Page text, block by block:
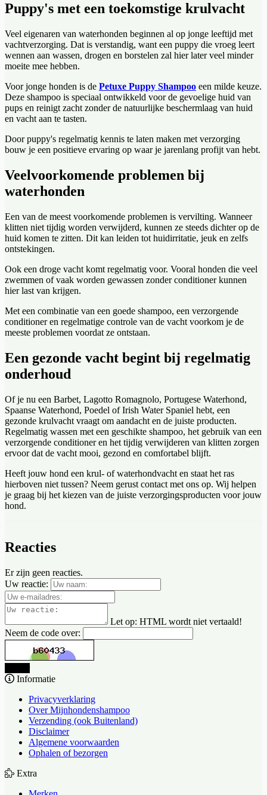
Puppy's met een toekomstige krulvacht
Veel eigenaren van waterhonden beginnen al op jonge leeftijd met
vachtverzorging. Dat is verstandig, want een puppy die vroeg leert
wennen aan wassen, drogen en borstelen zal hier later veel minder
moeite mee hebben.
Voor jonge honden is de Petuxe Puppy Shampoo een milde keuze.
Deze shampoo is speciaal ontwikkeld voor de gevoelige huid van
pups en reinigt zacht zonder de natuurlijke beschermlaag van huid
en vacht aan te tasten.
Door puppy's regelmatig kennis te laten maken met verzorging
bouw je een positieve ervaring op waar je jarenlang profijt van hebt.
Veelvoorkomende problemen bij
waterhonden
Een van de meest voorkomende problemen is vervilting. Wanneer
klitten niet tijdig worden verwijderd, kunnen ze steeds dichter op de
huid komen te zitten. Dit kan leiden tot huidirritatie, jeuk en zelfs
ontstekingen.
Ook een droge vacht komt regelmatig voor. Vooral honden die veel
zwemmen of vaak worden gewassen zonder conditioner kunnen
hier last van krijgen.
Met een combinatie van een goede shampoo, een verzorgende
conditioner en regelmatige controle van de vacht voorkom je de
meeste problemen voordat ze ontstaan.
Een gezonde vacht begint bij regelmatig
onderhoud
Of je nu een Barbet, Lagotto Romagnolo, Portugese Waterhond,
Spaanse Waterhond, Poedel of Irish Water Spaniel hebt, een
gezonde krulvacht vraagt om aandacht en de juiste producten.
Regelmatig wassen met een geschikte shampoo, het gebruik van een
verzorgende conditioner en het tijdig verwijderen van klitten zorgen
ervoor dat de vacht mooi, gezond en comfortabel blijft.
Heeft jouw hond een krul- of waterhondvacht en staat het ras
hierboven niet tussen? Neem gerust contact met ons op. Wij helpen
je graag bij het kiezen van de juiste verzorgingsproducten voor jouw
hond.
Reacties
Er zijn geen reacties.
Uw reactie:
Let op: HTML wordt niet vertaald!
Neem de code over:
Informatie
Privacyverklaring
Over Mijnhondenshampoo
Verzending (ook Buitenland)
Disclaimer
Algemene voorwaarden
Ophalen of bezorgen
Extra